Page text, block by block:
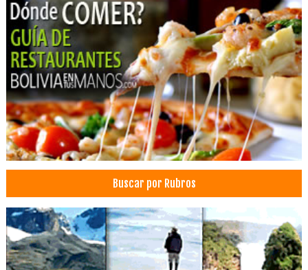
Publicidad
Revistas
Médicos Cirugía Digestiva y Laparoscópica
Médicos Cirujanos Generales y Laparoscópicos
Cirujanos plásticos
Cirugía Plástica
Cirugía Estética
Cirugia Plástica / Estética
Médicos Cirujanos Plásticos, Estéticos y Reparadores
Radiotaxis
Radio Móvil
Taxi
Buscar por Rubros